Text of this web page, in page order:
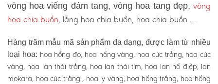
vòng hoa viếng đám tang, vòng hoa tang đẹp, vòng
hoa chia buồn, lẵng hoa chia buồn, hoa chia buồn …
Hàng trăm mẫu mã sản phẩm đa dạng, được làm từ nhiều
loại hoa: hoa hồng đỏ, hoa hồng vàng, hoa cúc trắng, hoa cúc
vàng, hoa lan thái trắng, hoa lan thái tím, hoa lan hồ điệp, lan
mokara, hoa cúc trắng , hoa ly vàng, hoa hồng trắng, hoa hồng